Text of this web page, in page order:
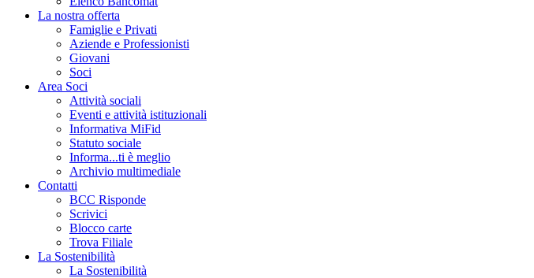
La nostra offerta
Famiglie e Privati
Aziende e Professionisti
Giovani
Soci
Area Soci
Attività sociali
Eventi e attività istituzionali
Informativa MiFid
Statuto sociale
Informa...ti è meglio
Archivio multimediale
Contatti
BCC Risponde
Scrivici
Blocco carte
Trova Filiale
La Sostenibilità
La Sostenibilità